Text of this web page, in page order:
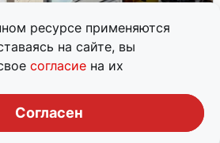
ресурсе применяются
на сайте, вы
согласие на их
Согласен